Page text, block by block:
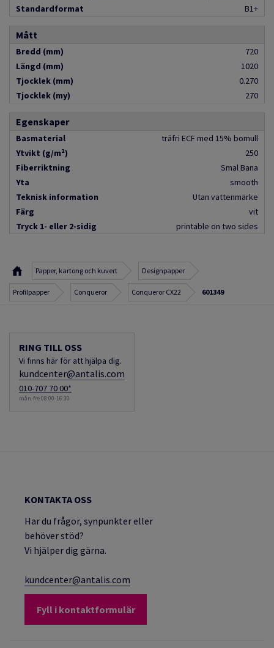
Standardformat
B1+
Mått
Bredd (mm)
720
Längd (mm)
1020
Tjocklek (mm)
0.270
Tjocklek (my)
270
Egenskaper
Basmaterial
träfri ECF med 15% bomull
Ytvikt (g/m²)
250
Fiberriktning
Smal Bana
Yta
smooth
Teknisk information
Utan vattenmärke
Färg
vit
Tryck 1- eller 2-sidig
printable on two sides
Papper, kartong och kuvert Designpapper
Profilpapper Conqueror Conqueror CX22 601349
RING TILL OSS
Vi finns här för att hjälpa dig.
kundcenter@antalis.com
010-707 70 00*
mån-fre 08:00-16:30
KONTAKTA OSS
Har du frågor, synpunkter eller
behöver stöd?
Vi hjälper dig gärna.
kundcenter@antalis.com
Fyll i kontaktformulär